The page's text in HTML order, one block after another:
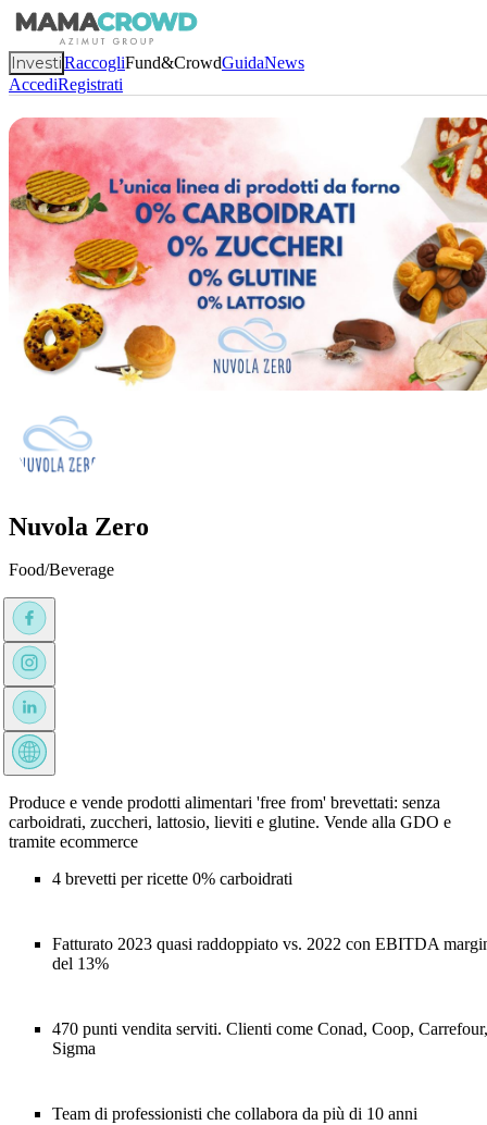
InvestiRaccogliFund&CrowdGuidaNews
AccediRegistrati
Nuvola Zero
Food/Beverage
Produce e vende prodotti alimentari 'free from' brevettati: senza
carboidrati, zuccheri, lattosio, lieviti e glutine. Vende alla GDO e
tramite ecommerce
4 brevetti per ricette 0% carboidrati
Fatturato 2023 quasi raddoppiato vs. 2022 con EBITDA
del 13%
470 punti vendita serviti. Clienti come Conad, Coop, Carrefour,
Sigma
Team di professionisti che collabora da più di 10 anni